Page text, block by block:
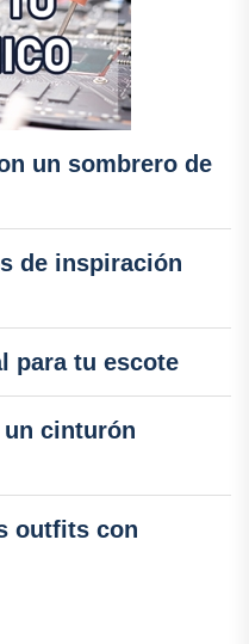
un sombrero de
de inspiración
para tu escote
cinturón
outfits con